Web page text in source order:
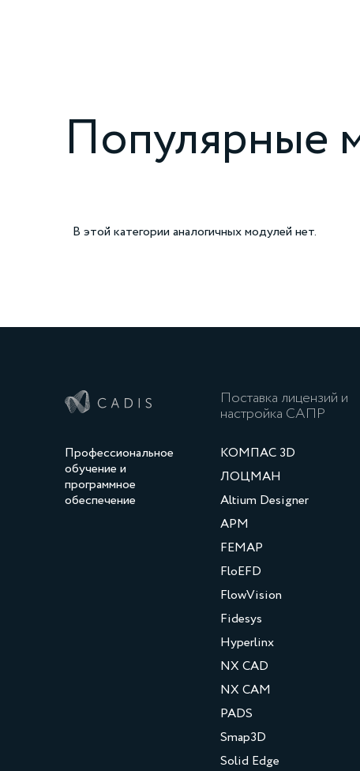
Популярные
В этой категории аналогичных модулей нет.
Профессиональное
обучение и
программное
обеспечение
Поставка лицензий и
настройка САПР
КОМПАС 3D
ЛОЦМАН
Altium Designer
APM
FEMAP
FloEFD
FlowVision
Fidesys
Hyperlinx
NX CAD
NX CAM
PADS
Smap3D
Solid Edge